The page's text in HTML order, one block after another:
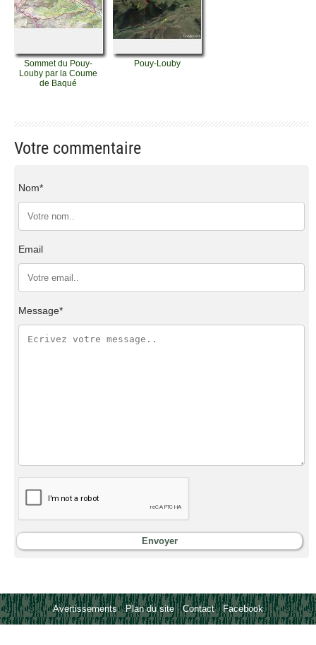
Sommet du Pouy-
Louby par la Coume
de Baqué
Pouy-Louby
Votre commentaire
Nom*
Email
Message*
Avertissements-Plan du site -Contact- Facebook